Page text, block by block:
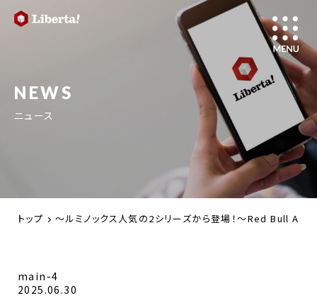
NEWS
ニュース
トップ ～ルミノックス人気の2シリーズから登場！～Red Bull
main-4
2025.06.30